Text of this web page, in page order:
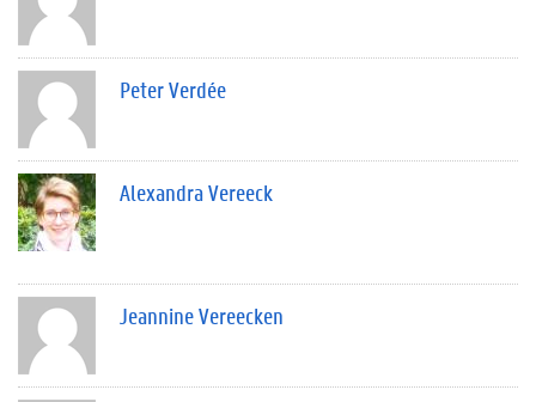
Peter Verdée
Alexandra Vereeck
Jeannine Vereecken